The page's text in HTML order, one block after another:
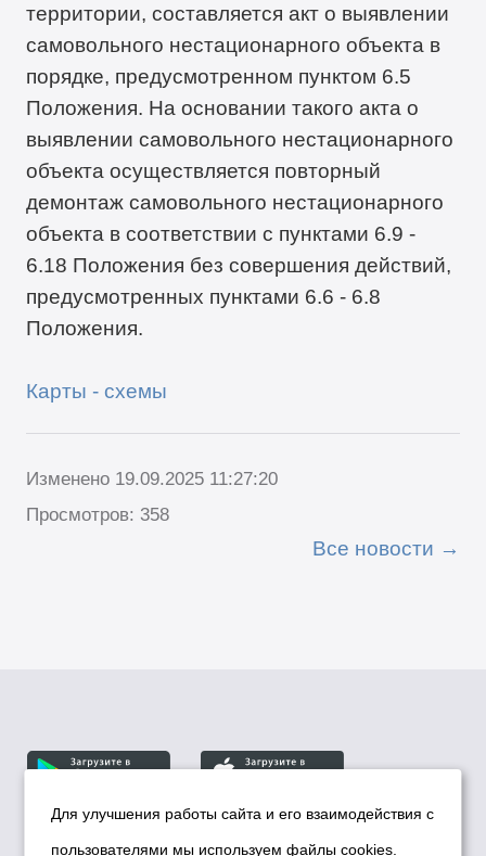
территории, составляется акт о выявлении
самовольного нестационарного объекта в
порядке, предусмотренном пунктом 6.5
Положения. На основании такого акта о
выявлении самовольного нестационарного
объекта осуществляется повторный
демонтаж самовольного нестационарного
объекта в соответствии с пунктами 6.9 -
6.18 Положения без совершения действий,
предусмотренных пунктами 6.6 - 6.8
Положения.
Карты - схемы
Изменено 19.09.2025 11:27:20
Просмотров: 358
Все новости
Для улучшения работы сайта и его взаимодействия с
пользователями мы используем файлы cookies.